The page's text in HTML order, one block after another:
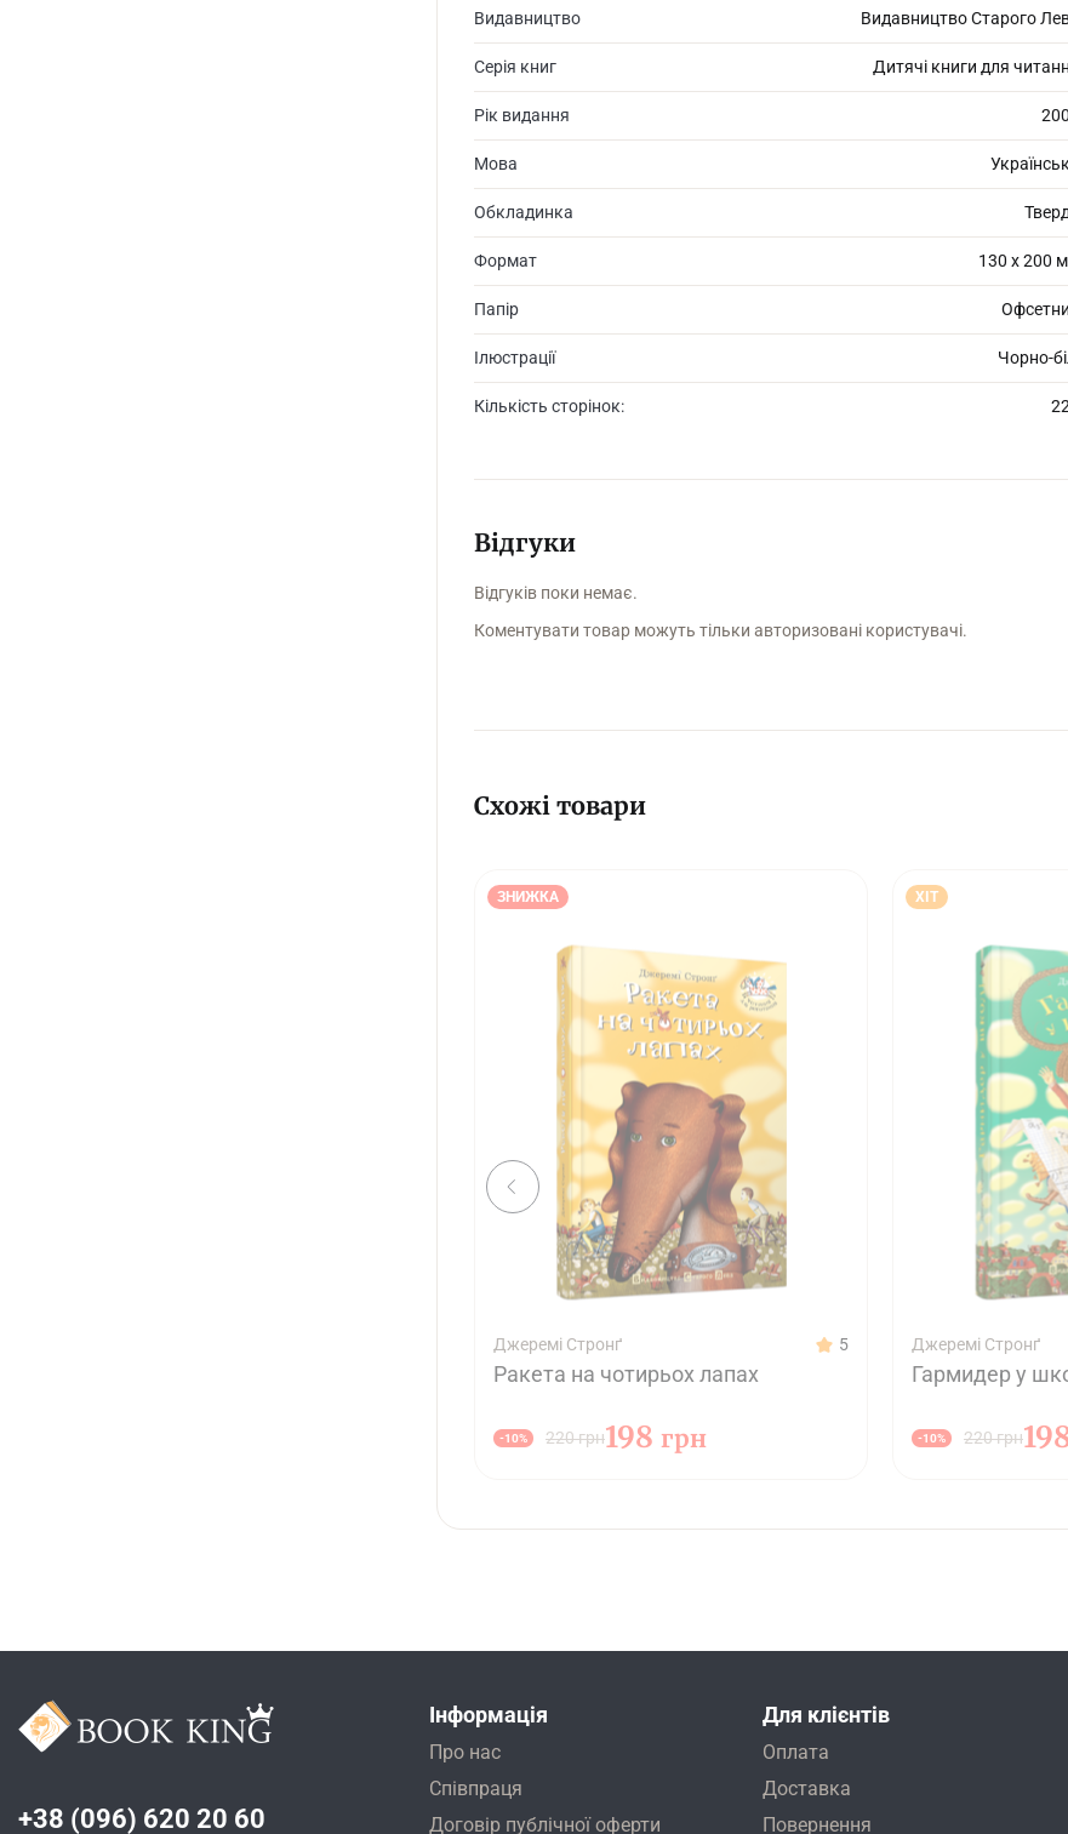
Видавництво Видавництво Старого
Серія книг Дитячі книги для
Рік видання
Мова
Обкладинка
Формат 130 х 200
Папір
Ілюстрації Чорно-
Кількість сторінок:
Відгуки
Відгуків поки немає.
Коментувати товар можуть тільки авторизовані користувачі.
Схожі товари
ЗНИЖКА
Джеремі Стронґ 5
Ракета на чотирьох лапах
220 грн
-10% 198 грн
ХІТ
Джеремі Стронґ
Гармидер у
220 грн
-10%
+38 (096) 620 20 60
Інформація
Про нас
Співпраця
Договір публічної оферти
Для клієнтів
Оплата
Доставка
Повернення